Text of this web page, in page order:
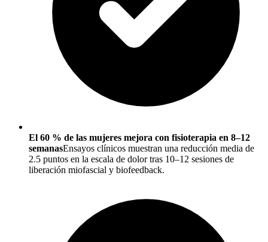
El 60 % de las mujeres mejora con fisioterapia en 8–12
semanasEnsayos clínicos muestran una reducción media de
2.5 puntos en la escala de dolor tras 10–12 sesiones de
liberación miofascial y biofeedback.